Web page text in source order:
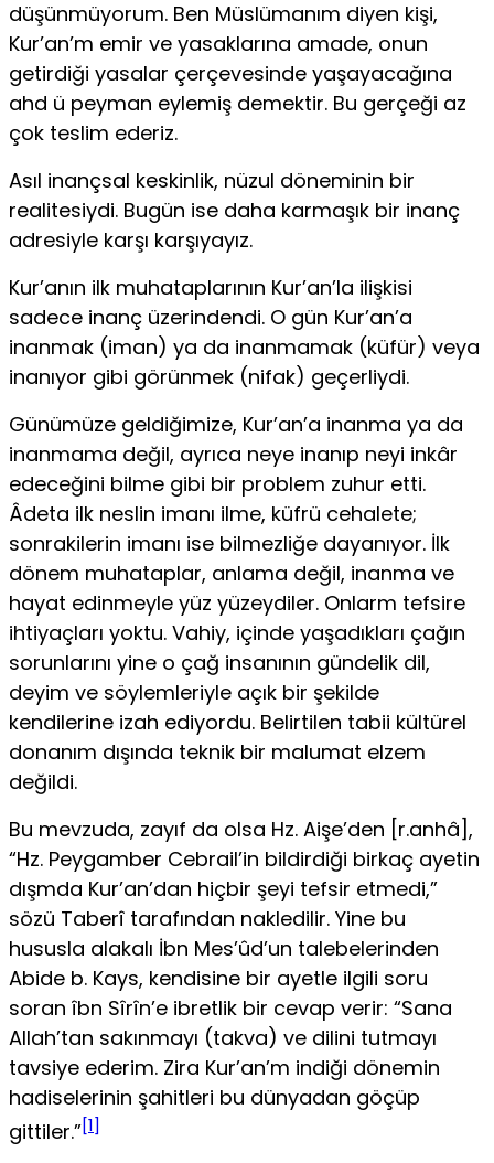
düşünmüyorum. Ben Müslümanım diyen kişi,
Kur’an’m emir ve yasaklarına amade, onun
getirdiği yasalar çerçevesinde yaşayacağına
ahd ü peyman eylemiş demektir. Bu gerçeği az
çok teslim ederiz.
Asıl inançsal keskinlik, nüzul döneminin bir
realitesiydi. Bu­gün ise daha karmaşık bir inanç
adresiyle karşı karşıyayız.
Kur’anın ilk muhataplarının Kur’an’la ilişkisi
sadece inanç üzerindendi. O gün Kur’an’a
inanmak (iman) ya da inanma­mak (küfür) veya
inanıyor gibi görünmek (nifak) geçerliydi.
Günümüze geldiğimize, Kur’an’a inanma ya da
inanmama değil, ayrıca neye inanıp neyi inkâr
edeceğini bilme gibi bir problem zuhur etti.
Âdeta ilk neslin imanı ilme, küfrü ceha­lete;
sonrakilerin imanı ise bilmezliğe dayanıyor. İlk
dönem muhataplar, anlama değil, inanma ve
hayat edinmeyle yüz yüzeydiler. Onlarm tefsire
ihtiyaçları yoktu. Vahiy, içinde yaşadıkları çağın
sorunlarını yine o çağ insanının gündelik dil,
deyim ve söylemleriyle açık bir şekilde
kendilerine izah ediyordu. Belirtilen tabii kültürel
donanım dışında teknik bir malumat elzem
değildi.
Bu mevzuda, zayıf da olsa Hz. Aişe’den [r.anhâ],
“Hz. Pey­gamber Cebrail’in bildirdiği birkaç ayetin
dışmda Kur’an’dan hiçbir şeyi tefsir etmedi,”
sözü Taberî tarafından nakledilir. Yine bu
hususla alakalı İbn Mes’ûd’un talebelerinden
Abide b. Kays, kendisine bir ayetle ilgili soru
soran îbn Sîrîn’e ibret­lik bir cevap verir: “Sana
Allah’tan sakınmayı (takva) ve dilini tutmayı
tavsiye ederim. Zira Kur’an’m indiği dönemin
hadi­selerinin şahitleri bu dünyadan göçüp
gittiler.”[1]